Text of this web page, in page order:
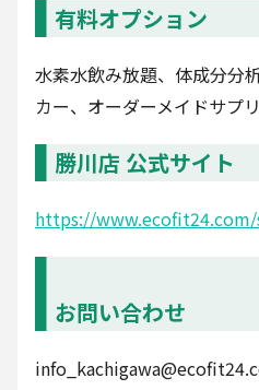
有料オプション
水素水飲み放題、体成分分
カー、オーダーメイドサプリ
勝川店 公式サイト
https://
お問い合わせ